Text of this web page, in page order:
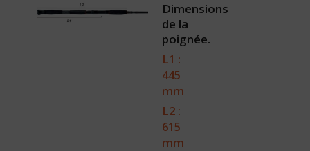
Dimensions
de la
poignée.
L1 :
445
mm
L2 :
615
mm